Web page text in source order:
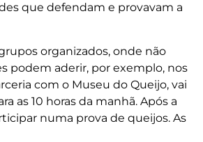
que defendam e provavam a
organizados, onde não
podem aderir, por exemplo, nos
com o Museu do Queijo, vai
as 10 horas da manhã. Após a
numa prova de queijos. As